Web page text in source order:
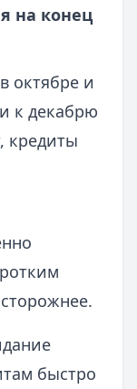
на конец
октябре и
к декабрю
кредиты
быстро